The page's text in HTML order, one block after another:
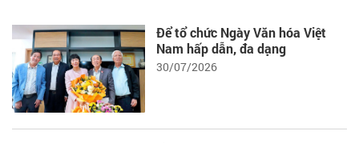
Để tổ chức Ngày Văn hóa Việt
Nam hấp dẫn, đa dạng
30/07/2026